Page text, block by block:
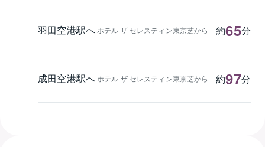
羽田空港駅へ ホテル ザ セレスティン東京芝から 約65分
成田空港駅へ ホテル ザ セレスティン東京芝から 約97分